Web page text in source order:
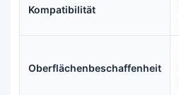
Kompatibilität
Oberflächenbeschaffenheit